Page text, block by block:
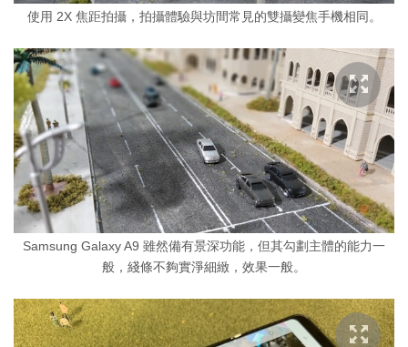
使用 2X 焦距拍攝，拍攝體驗與坊間常見的雙攝變焦手機相同。
Samsung Galaxy A9 雖然備有景深功能，但其勾劃主體的能力一
般，綫條不夠實淨細緻，效果一般。